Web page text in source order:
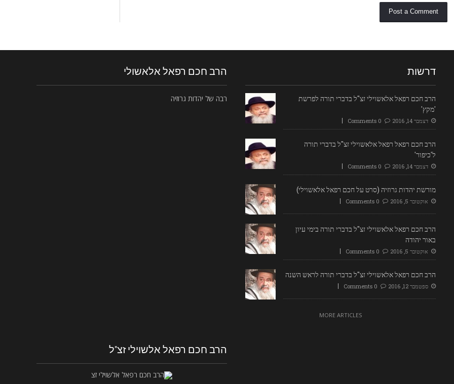
הרב חכם רפאל אלאשולי
רבה של יהדות גרוזיה
דרשות
הרב חכם רפאל אלאשוילי זצ"ל בדברי תורה לפרשת
'מקץ'
דצמבר 14, 2016
הרב חכם רפאל רפאל אלאשוילי זצ"ל בדברי תורה
ל'כיפור'
דצמבר 14, 2016
מורשת יהדות גרוזיה (סרט על חכם רפאל אלאשוילי)
אוקטובר 5, 2016
הרב חכם רפאל אלאשוילי זצ"ל בדברי תורה בימי עיון
באור יהודה
אוקטובר 5, 2016
הרב חכם רפאל אלאשוילי זצ"ל בדברי תורה לראש השנה
ספטמבר 12, 2016
MORE ARTICLES
הרב חכם רפאל אלשוילי זצ"ל